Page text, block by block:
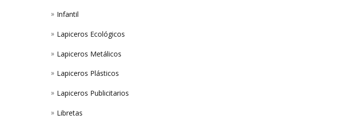
Infantil
Lapiceros Ecológicos
Lapiceros Metálicos
Lapiceros Plásticos
Lapiceros Publicitarios
Libretas